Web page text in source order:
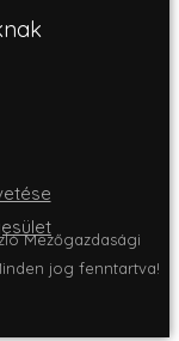
Mezőgazdasági
jog fenntartva!